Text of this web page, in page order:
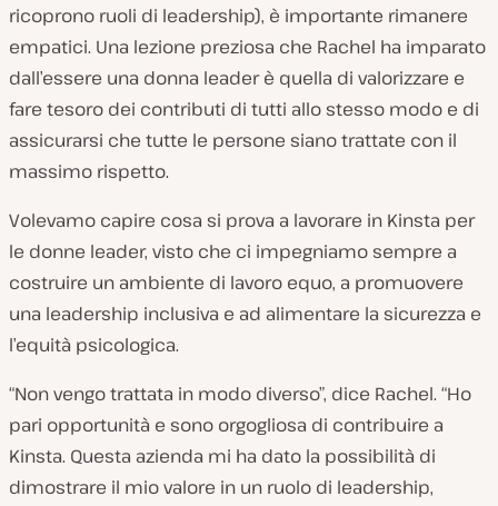
ricoprono ruoli di leadership), è importante rimanere
empatici. Una lezione preziosa che Rachel ha imparato
dall’essere una donna leader è quella di valorizzare e
fare tesoro dei contributi di tutti allo stesso modo e di
assicurarsi che tutte le persone siano trattate con il
massimo rispetto.
Volevamo capire cosa si prova a lavorare in Kinsta per
le donne leader, visto che ci impegniamo sempre a
costruire un ambiente di lavoro equo, a promuovere
una leadership inclusiva e ad alimentare la sicurezza e
l’equità psicologica.
“Non vengo trattata in modo diverso”, dice Rachel. “Ho
pari opportunità e sono orgogliosa di contribuire a
Kinsta. Questa azienda mi ha dato la possibilità di
dimostrare il mio valore in un ruolo di leadership,